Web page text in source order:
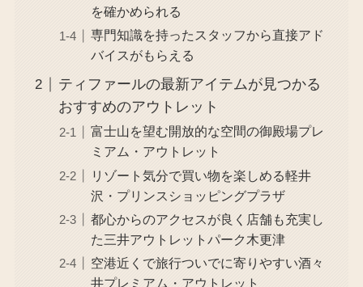
を確かめられる
専門知識を持ったスタッフから直接アド
バイスがもらえる
ティファールの最新アイテムが見つかる
おすすめのアウトレット
富士山を望む開放的な空間の御殿場プレ
ミアム・アウトレット
リゾート気分で買い物を楽しめる軽井
沢・プリンスショッピングプラザ
都心からのアクセスが良く店舗も充実し
た三井アウトレットパーク木更津
空港近くで旅行ついでに寄りやすい酒々
井プレミアム・アウトレット